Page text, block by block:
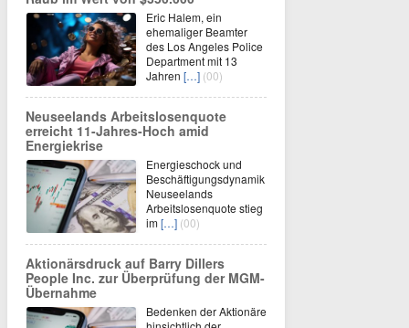
Eric Halem, ein
ehemaliger Beamter
des Los Angeles Police
Department mit 13
Jahren […] (00)
Neuseelands Arbeitslosenquote
erreicht 11-Jahres-Hoch amid
Energiekrise
Energieschock und
Beschäftigungsdynamik
Neuseelands
Arbeitslosenquote stieg
im[…] (00)
Aktionärsdruck auf Barry Dillers
People Inc. zur Überprüfung der MGM-
Übernahme
Bedenken der Aktionäre